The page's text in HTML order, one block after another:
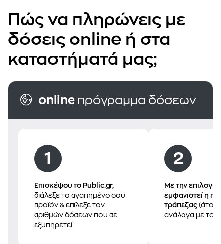
Πώς να πληρώνεις με
δόσεις online ή στα
καταστήματά μας;
online πρόγραμμα δόσεων
Επισκέψου το Public.gr,
διάλεξε το αγαπημένο σου
πρoϊόν & επίλεξε τον
αριθμών δόσεων που σε
εξυπηρετεί
Με την επιλογή
εμφανιστεί η
τράπεζας
ανάλογα με